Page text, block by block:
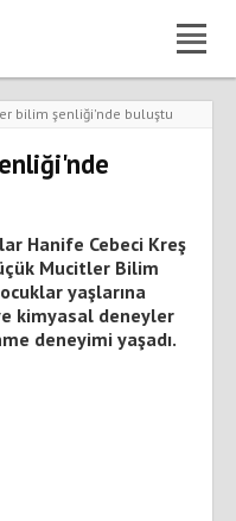
bilim şenliği'nde buluştu
Hanife Cebeci Kreş
Mucitler Bilim
yaşlarına
kimyasal deneyler
deneyimi yaşadı.